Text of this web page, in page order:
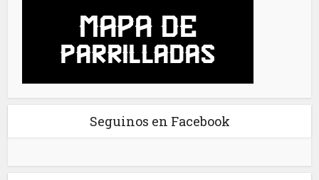
Seguinos en Facebook